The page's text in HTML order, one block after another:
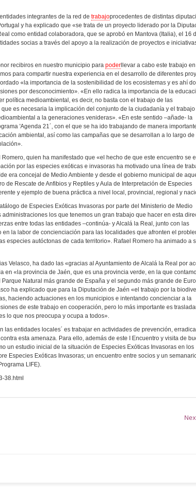
integrantes de la red de trabajoprocedentes de distintas
y ha explicado que «se trata de un proyecto liderado por la
como entidad colaboradora, que se aprobó en Mantova (Italia), el 16
socias a través del apoyo a la realización de proyectos e
recibiros en nuestro municipio para poder llevar a cabo este trabajo
para compartir nuestra experiencia en el desarrollo de diferentes
«la importancia de la sostenibilidad de los ecosistemas y es ahí
por desconocimiento». «En ello radica la importancia de la
política medioambiental, es decir, no basta con el trabajo de las
es necesaria la implicación del conjunto de la ciudadanía y el trabajo
a la generaciones venideras». «En este sentido –añade- la
'Agenda 21´, con el que se ha ido trabajando de manera
ambiental, así como las campañas que se desarrollan a lo largo de
quien ha manifestado que «el hecho de que este encuentro se
por las especies exóticas e invasoras ha motivado una línea de
era concejal de Medio Ambiente y desde el gobierno municipal de
de Rescate de Anfibios y Reptiles y Aula de Interpretación de Especies
y ejemplo de buena práctica a nivel local, provincial, regional y
de Especies Exóticas Invasoras por parte del Ministerio de Medio
los que tenemos un gran trabajo que hacer en esta
entre todas las entidades –continúa- y Alcalá la Real, junto con las
la labor de concienciación para las localidades que afronten el
especies autóctonas de cada territorio». Rafael Romero ha animado a
Velasco, ha dado las «gracias al Ayuntamiento de Alcalá la Real por
«la provincia de Jaén, que es una provincia verde, en la que
Natural más grande de España y el segundo más grande de
ha explicado que para la Diputación de Jaén «el trabajo por la
haciendo actuaciones en los municipios e intentando concienciar a la
de este trabajo en cooperación, pero lo más importante es
lo que nos preocupa y ocupa a todos».
las entidades locales´ es trabajar en actividades de prevención,
esta amenaza. Para ello, además de este I Encuentro y visita de
un estudio inicial de la situación de Especies Exóticas Invasoras en los
Especies Exóticas Invasoras; un encuentro entre socios y un
LIFE).
38.html